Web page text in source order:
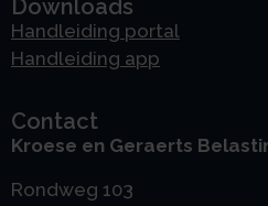
Downloads
Handleiding portal
Handleiding app
Contact
Kroese en Geraerts
Rondweg 103